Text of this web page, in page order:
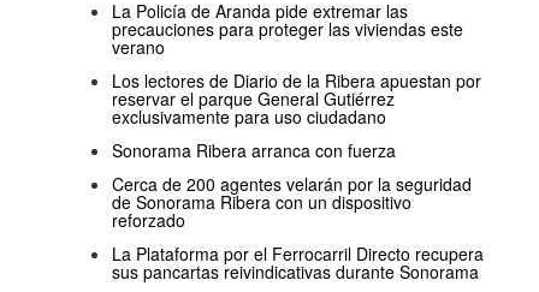
La Policía de Aranda pide extremar las
precauciones para proteger las viviendas este
verano
Los lectores de Diario de la Ribera apuestan por
reservar el parque General Gutiérrez
exclusivamente para uso ciudadano
Sonorama Ribera arranca con fuerza
Cerca de 200 agentes velarán por la seguridad
de Sonorama Ribera con un dispositivo
reforzado
La Plataforma por el Ferrocarril Directo recupera
sus pancartas reivindicativas durante Sonorama